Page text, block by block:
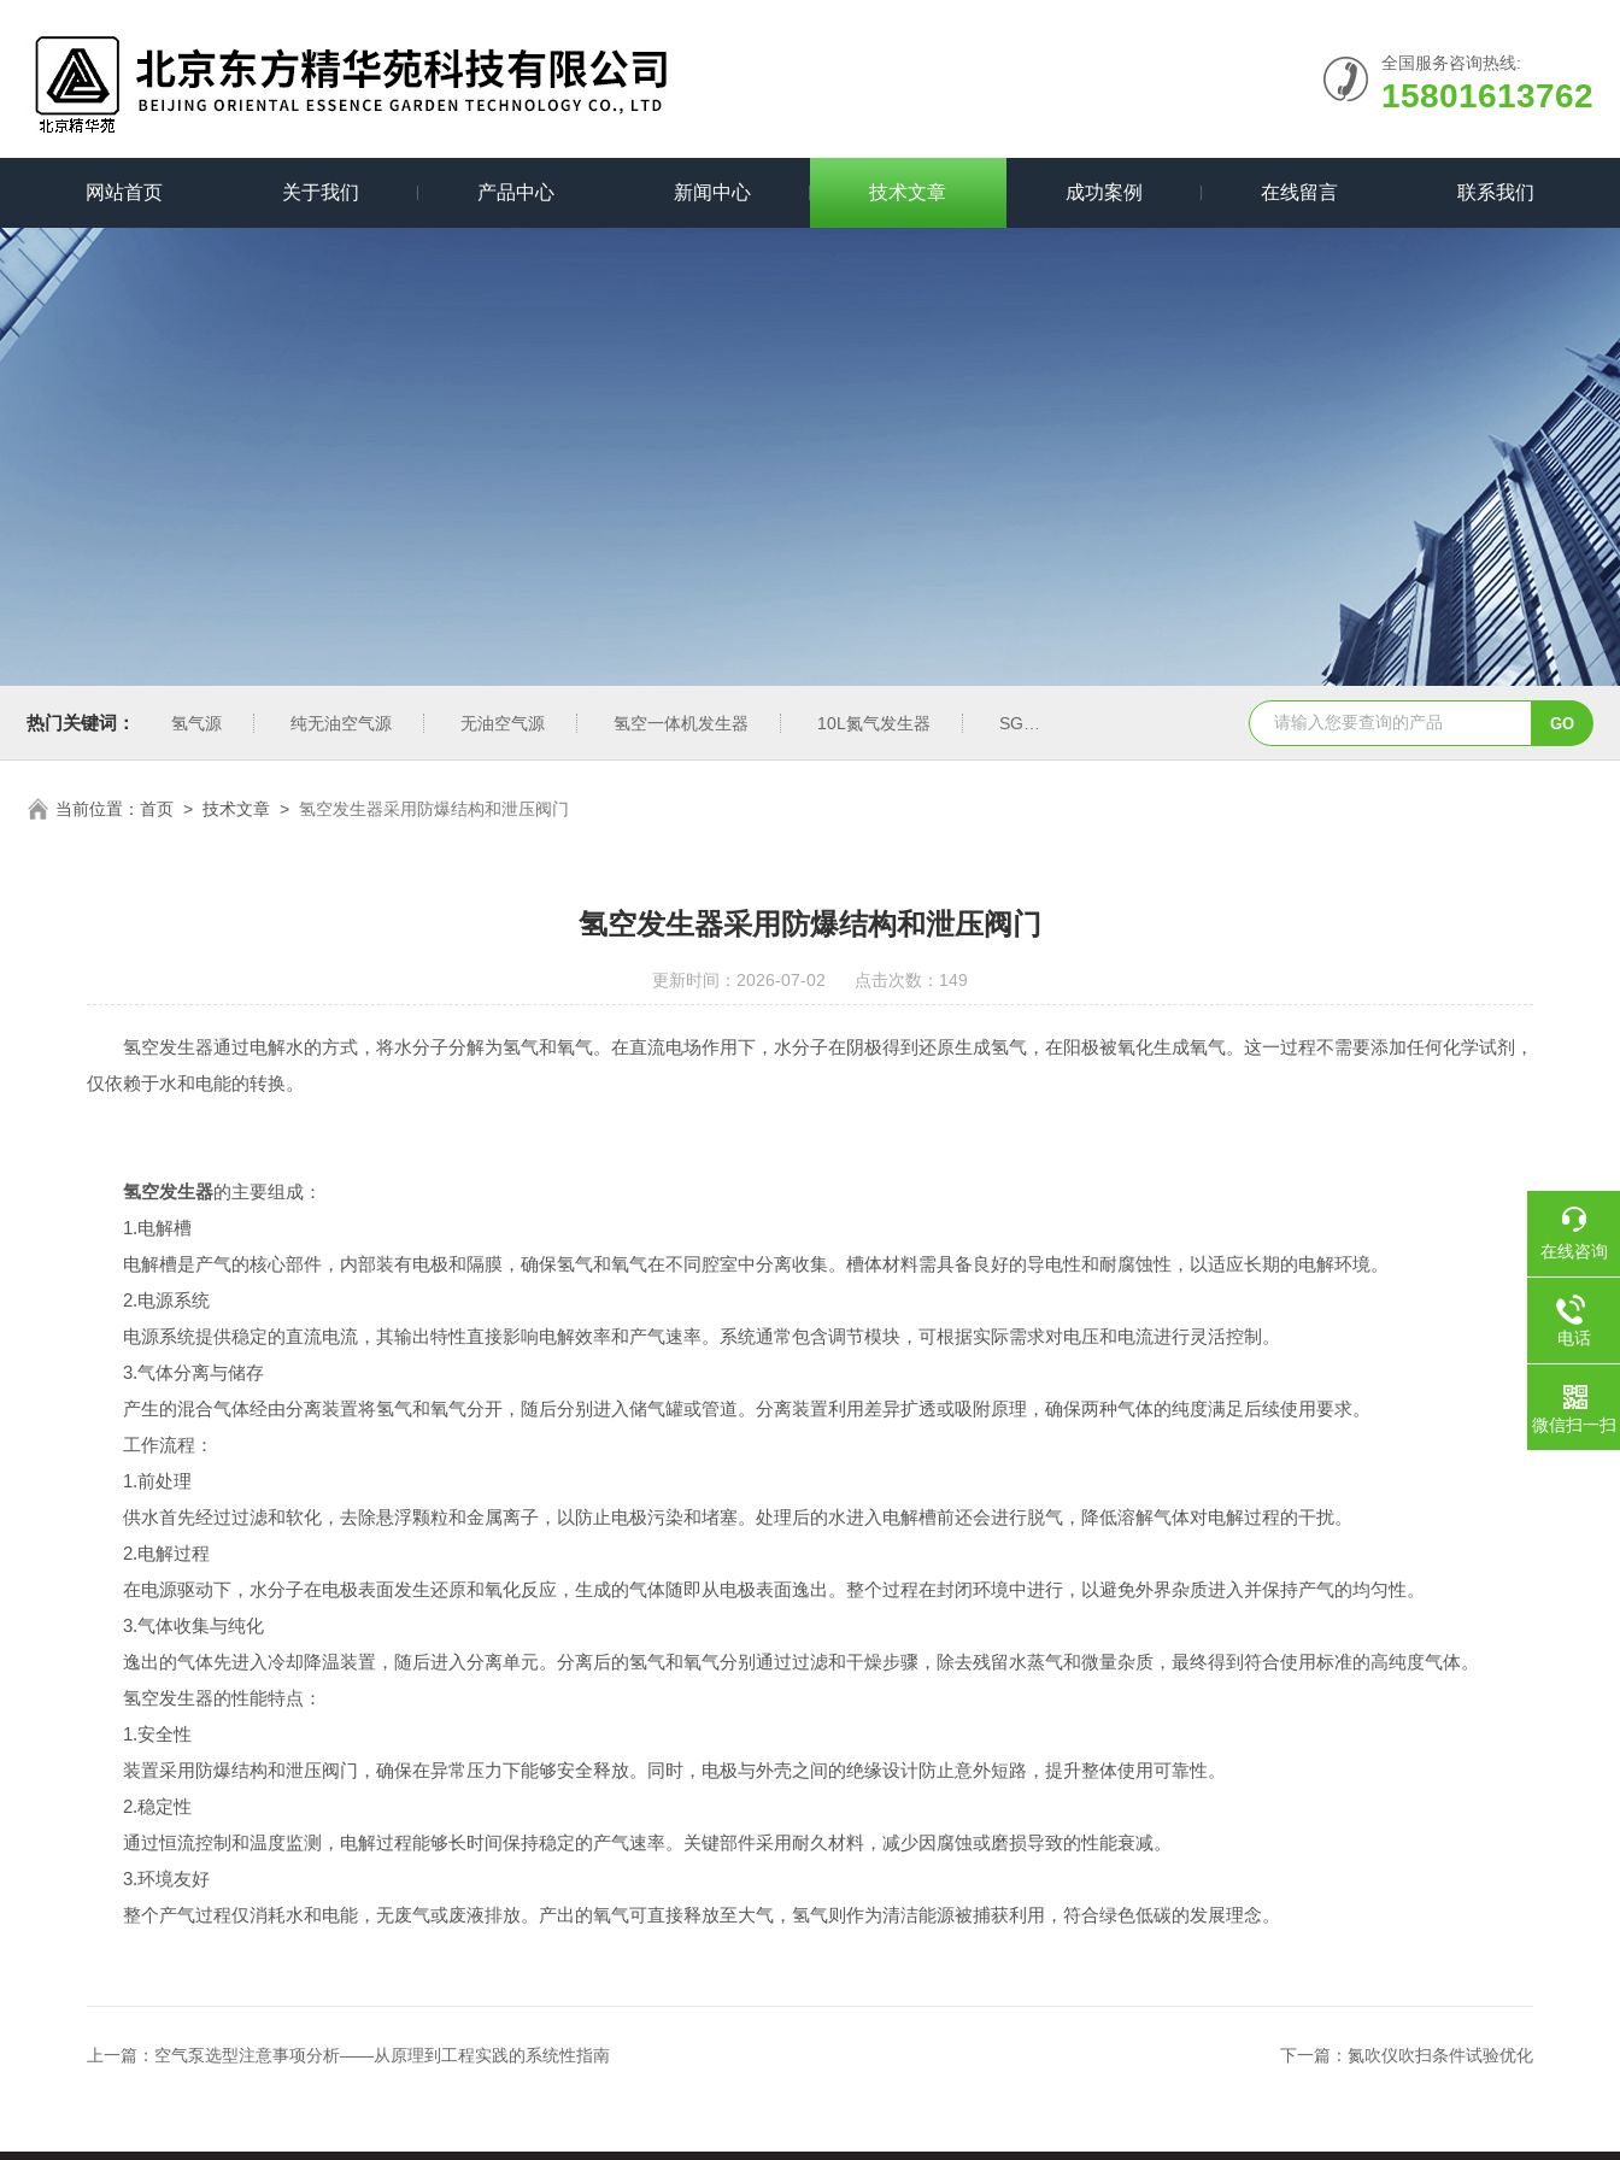
全国服务咨询热线:
15801613762
网站首页 关于我们 产品中心 新闻中心 技术文章 成功案例 在线留言 联系我们
热门关键词： 氢气源 纯无油空气源 无油空气源 氢空一体机发生器 10L氮气发生器 SGK-6L空气发生器 SGH-500氢气发生器报价 SGHK-500在线检
当前位置： 首页 > 技术文章 > 氢空发生器采用防爆结构和泄压阀门
氢空发生器采用防爆结构和泄压阀门
更新时间：2026-07-02 点击次数：149
氢空发生器通过电解水的方式，将水分子分解为氢气和氧气。在直流电场作用下，水分子在阴极得到还原生成氢气，在阳极被氧化生成氧气。这一过程不需要添加任何化学试剂，
仅依赖于水和电能的转换。
氢空发生器的主要组成：
1.电解槽
电解槽是产气的核心部件，内部装有电极和隔膜，确保氢气和氧气在不同腔室中分离收集。槽体材料需具备良好的导电性和耐腐蚀性，以适应长期的电解环境。
2.电源系统
电源系统提供稳定的直流电流，其输出特性直接影响电解效率和产气速率。系统通常包含调节模块，可根据实际需求对电压和电流进行灵活控制。
3.气体分离与储存
产生的混合气体经由分离装置将氢气和氧气分开，随后分别进入储气罐或管道。分离装置利用差异扩透或吸附原理，确保两种气体的纯度满足后续使用要求。
工作流程：
1.前处理
供水首先经过过滤和软化，去除悬浮颗粒和金属离子，以防止电极污染和堵塞。处理后的水进入电解槽前还会进行脱气，降低溶解气体对电解过程的干扰。
2.电解过程
在电源驱动下，水分子在电极表面发生还原和氧化反应，生成的气体随即从电极表面逸出。整个过程在封闭环境中进行，以避免外界杂质进入并保持产气的均匀性。
3.气体收集与纯化
逸出的气体先进入冷却降温装置，随后进入分离单元。分离后的氢气和氧气分别通过过滤和干燥步骤，除去残留水蒸气和微量杂质，最终得到符合使用标准的高纯度气体。
氢空发生器的性能特点：
1.安全性
装置采用防爆结构和泄压阀门，确保在异常压力下能够安全释放。同时，电极与外壳之间的绝缘设计防止意外短路，提升整体使用可靠性。
2.稳定性
通过恒流控制和温度监测，电解过程能够长时间保持稳定的产气速率。关键部件采用耐久材料，减少因腐蚀或磨损导致的性能衰减。
3.环境友好
整个产气过程仅消耗水和电能，无废气或废液排放。产出的氧气可直接释放至大气，氢气则作为清洁能源被捕获利用，符合绿色低碳的发展理念。
上一篇： 空气泵选型注意事项分析——从原理到工程实践的系统性指南 下一篇： 氮吹仪吹扫条件试验优化
在线咨询
电话
微信扫一扫